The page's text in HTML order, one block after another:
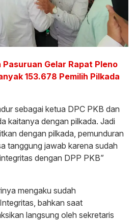
Pasuruan Gelar Rapat Pleno
153.678 Pemilih Pilkada
sebagai ketua DPC PKB dan
kaitanya dengan pilkada. Jadi
dengan pilkada, pemunduran
tanggung jawab karena sudah
dengan DPP PKB”
mengaku sudah
bahkan saat
langsung oleh sekretaris